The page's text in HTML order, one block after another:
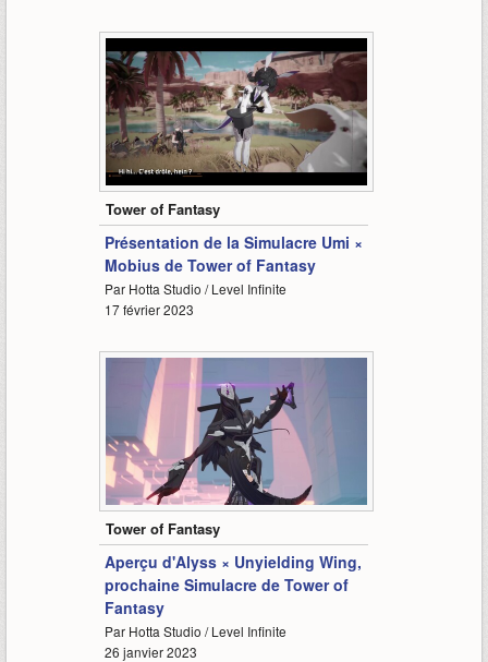
3:10
Tower of Fantasy
Présentation de la Simulacre Umi ×
Mobius de Tower of Fantasy
Par Hotta Studio / Level Infinite
17 février 2023
Tower of Fantasy
Aperçu d'Alyss × Unyielding Wing,
prochaine Simulacre de Tower of
Fantasy
Par Hotta Studio / Level Infinite
26 janvier 2023